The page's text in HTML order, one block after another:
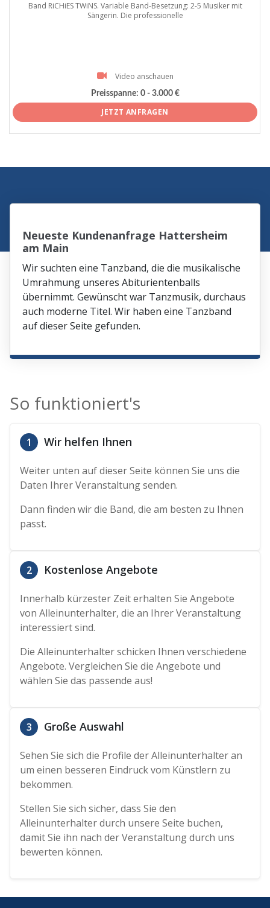
Band RiCHiES TWiNS. Variable Band-Besetzung: 2-5 Musiker mit
Sängerin. Die professionelle
Video anschauen
Preisspanne: 0 - 3.000 €
JETZT ANFRAGEN
Neueste Kundenanfrage Hattersheim
am Main
Wir suchten eine Tanzband, die die musikalische
Umrahmung unseres Abiturientenballs
übernimmt. Gewünscht war Tanzmusik, durchaus
auch moderne Titel. Wir haben eine Tanzband
auf dieser Seite gefunden.
So funktioniert's
1 Wir helfen Ihnen
Weiter unten auf dieser Seite können Sie uns die
Daten Ihrer Veranstaltung senden.
Dann finden wir die Band, die am besten zu Ihnen
passt.
2 Kostenlose Angebote
Innerhalb kürzester Zeit erhalten Sie Angebote
von Alleinunterhalter, die an Ihrer Veranstaltung
interessiert sind.
Die Alleinunterhalter schicken Ihnen verschiedene
Angebote. Vergleichen Sie die Angebote und
wählen Sie das passende aus!
3 Große Auswahl
Sehen Sie sich die Profile der Alleinunterhalter an
um einen besseren Eindruck vom Künstlern zu
bekommen.
Stellen Sie sich sicher, dass Sie den
Alleinunterhalter durch unsere Seite buchen,
damit Sie ihn nach der Veranstaltung durch uns
bewerten können.